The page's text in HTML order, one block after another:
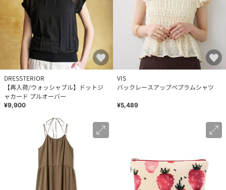
DRESSTERIOR
【再入荷/ウォッシャブル】ドットジ
ャカード プルオーバー
¥9,900
VIS
バックレースアップペプラムシャツ
¥5,489